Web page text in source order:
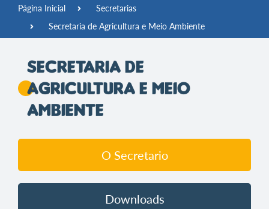
Página Inicial
Secretarias
Secretaria de Agricultura e Meio Ambiente
Secretaria de
Agricultura e Meio
Ambiente
O Secretario
Downloads